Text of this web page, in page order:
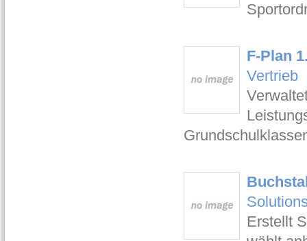
F-Plan
Vertrieb
Erstellt